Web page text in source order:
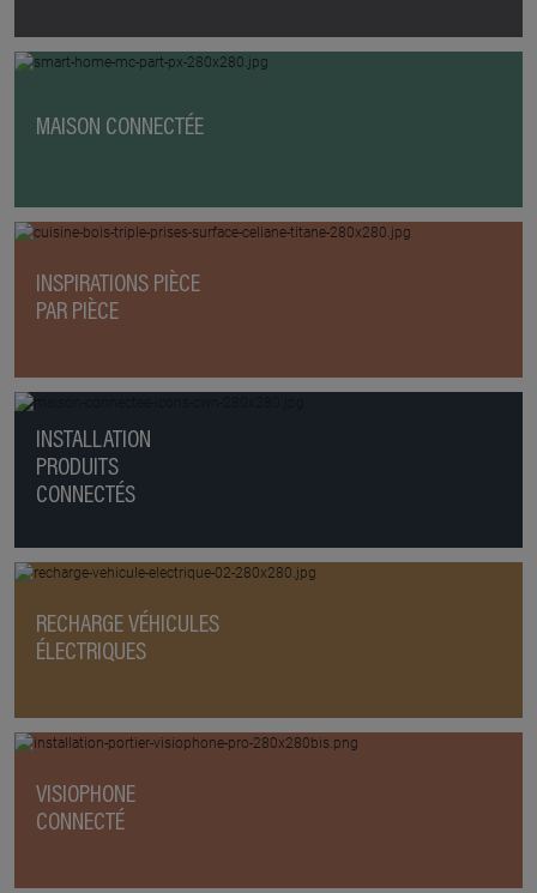
MAISON CONNECTÉE
INSPIRATIONS PIÈCE
PAR PIÈCE
INSTALLATION
PRODUITS
CONNECTÉS
RECHARGE VÉHICULES
ÉLECTRIQUES
VISIOPHONE
CONNECTÉ